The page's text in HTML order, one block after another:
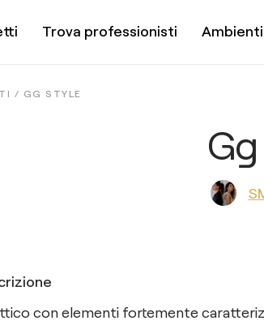
Trova professionisti Ambienti
/ GG STYLE
con elementi fortemente